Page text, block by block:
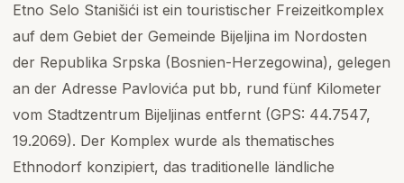
Etno Selo Stanišići ist ein touristischer Freizeitkomplex
auf dem Gebiet der Gemeinde Bijeljina im Nordosten
der Republika Srpska (Bosnien-Herzegowina), gelegen
an der Adresse Pavlovića put bb, rund fünf Kilometer
vom Stadtzentrum Bijeljinas entfernt (GPS: 44.7547,
19.2069). Der Komplex wurde als thematisches
Ethnodorf konzipiert, das traditionelle ländliche